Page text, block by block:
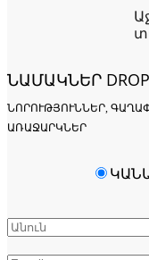
ՆԱՄԱԿՆԵՐ
ՆՈՐՈՒԹՅՈՒՆՆԵՐ,
ՌԱՋԱՐԿՆԵՐ